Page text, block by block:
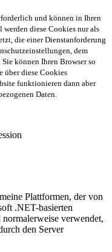
und können in Ihren
diese Cookies nur als
die einer Dienstanforderung
dem
können Ihren Browser so
über diese Cookies
funktionieren dann aber
Daten.
Plattformen, der von
.NET-basierten
verwendet,
den Server